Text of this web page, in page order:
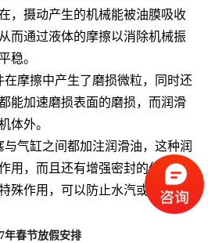
，摄动产生的机械能被油膜吸收
而通过液体的摩擦以消除机械振
稳。
在摩擦中产生了磨损微粒，同时还
能加速磨损表面的磨损，而润滑
体外。
气缸之间都加注润滑油，这种润
用，而且还有增强密封的作用。
殊作用，可以防止水汽或其他灰
年春节放假安排